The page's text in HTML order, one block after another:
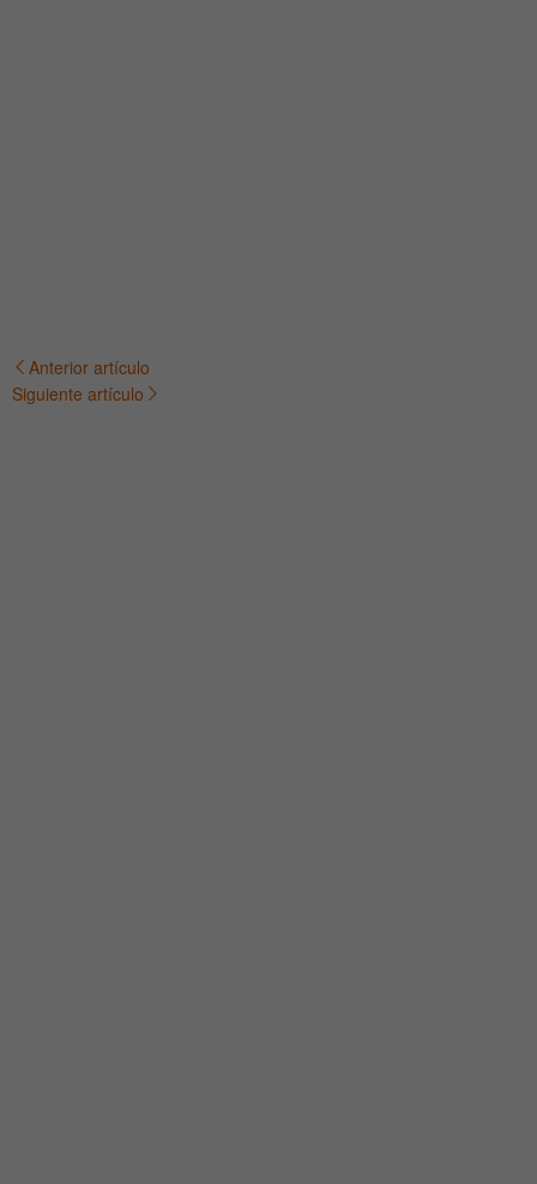
Navegación
Anterior artículo
Siguiente artículo